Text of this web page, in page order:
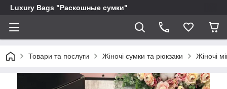
Luxury Bags "Раскошные сумки"
Товари та послуги Жіночі сумки та рюкзаки Жіночі